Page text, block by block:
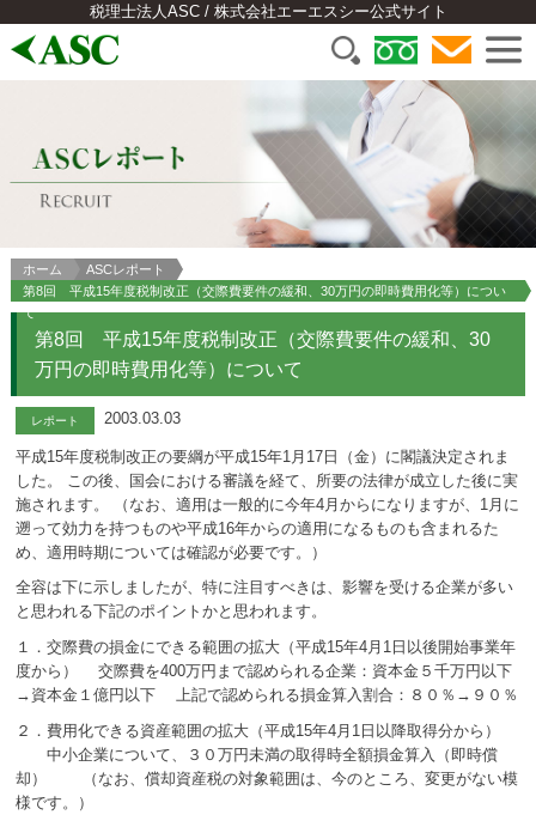
税理士法人ASC / 株式会社エーエスシー公式サイト
ホーム
ASCレポート
第8回 平成15年度税制改正（交際費要件の緩和、30万円の即時費用化等）につい
て
第8回 平成15年度税制改正（交際費要件の緩和、30
万円の即時費用化等）について
レポート 2003.03.03
平成15年度税制改正の要綱が平成15年1月17日（金）に閣議決定されま
した。 この後、国会における審議を経て、所要の法律が成立した後に実
施されます。 （なお、適用は一般的に今年4月からになりますが、1月に
遡って効力を持つものや平成16年からの適用になるものも含まれるた
め、適用時期については確認が必要です。）
全容は下に示しましたが、特に注目すべきは、影響を受ける企業が多い
と思われる下記のポイントかと思われます。
１．交際費の損金にできる範囲の拡大（平成15年4月1日以後開始事業年
度から） 交際費を400万円まで認められる企業：資本金５千万円以下
→資本金１億円以下 上記で認められる損金算入割合：８０％→９０％
２．費用化できる資産範囲の拡大（平成15年4月1日以降取得分から）
中小企業について、３０万円未満の取得時全額損金算入（即時償
却） （なお、償却資産税の対象範囲は、今のところ、変更がない模
様です。）